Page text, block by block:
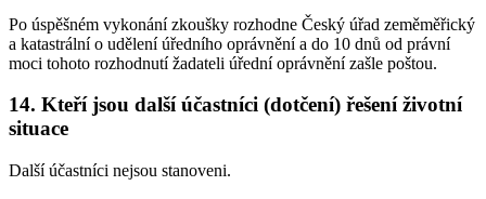
Po úspěšném vykonání zkoušky rozhodne Český úřad zeměměřický
a katastrální o udělení úředního oprávnění a do 10 dnů od právní
moci tohoto rozhodnutí žadateli úřední oprávnění zašle poštou.
14. Kteří jsou další účastníci (dotčení) řešení životní
situace
Další účastníci nejsou stanoveni.